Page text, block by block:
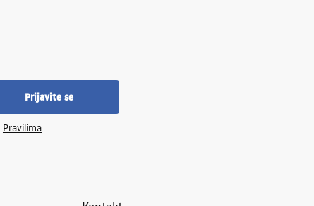
Prijavite se
Pravilima.